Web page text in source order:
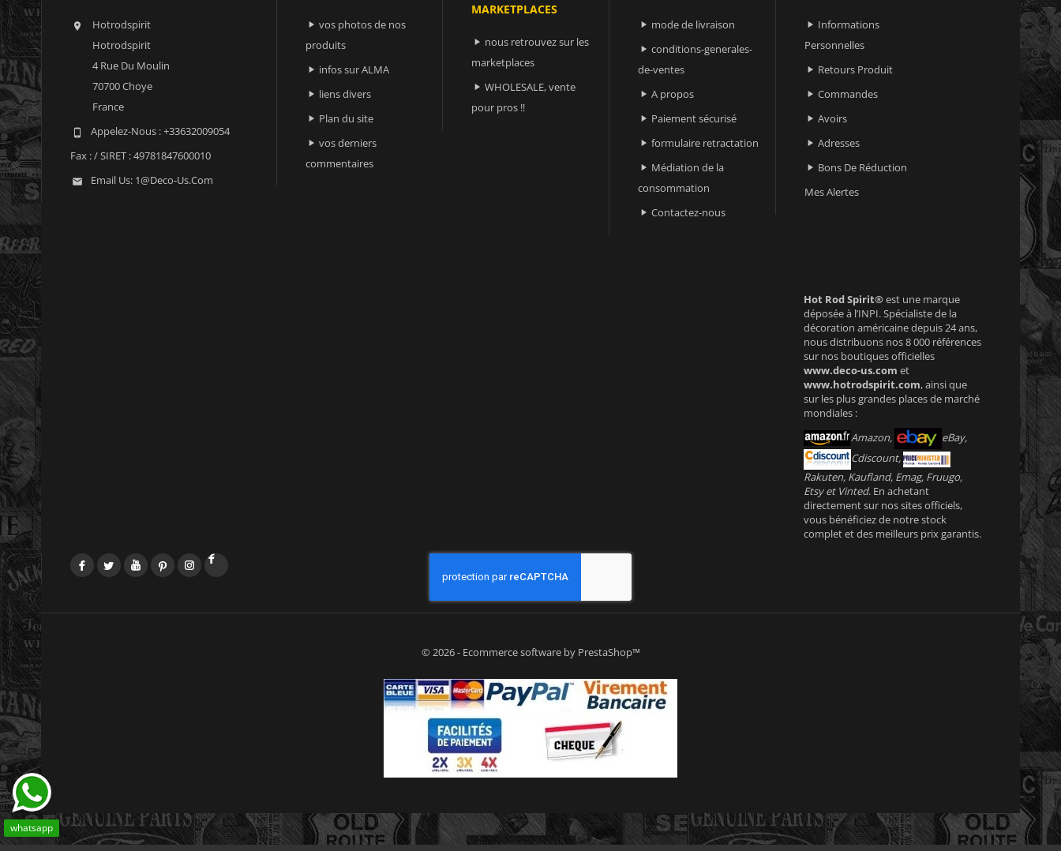

Hotrodspirit
Hotrodspirit
4 Rue Du Moulin
70700 Choye
France
 Appelez-Nous :+33632009054
Fax :/ SIRET : 49781847600010
 Email Us: 1@deco-Us.com
 vos photos de nos
produits
 infos sur ALMA
 liens divers
 Plan du site
 vos derniers
commentaires
MARKETPLACES
 nous retrouvez sur les
marketplaces
 WHOLESALE, vente
pour pros !!
 mode de livraison
 conditions-generales-
de-ventes
 A propos
 Paiement sécurisé
 formulaire retractation
 Médiation de la
consommation
 Contactez-nous
 Informations
Personnelles
 Retours Produit
 Commandes
 Avoirs
 Adresses
 Bons De Réduction
Mes Alertes
Hot Rod Spirit®est une marque
déposée à l’INPI. Spécialiste de la
décoration américaine depuis 24 ans,
nous distribuons nos 8 000 références
sur nos boutiques officielles
www.deco-us.com et
www.hotrodspirit.com, ainsi que
sur les plus grandes places de marché
mondiales :
Amazon,
eBay,
Cdiscount,
Rakuten, Kaufland, Emag, Fruugo,
Etsy et Vinted. En achetant
directement sur nos sites officiels,
vous bénéficiez de notre stock
complet et des meilleurs prix garantis.
FacebookTwitterYouTubePinterestInstagram
whatsapp
© 2026 - Ecommerce software by PrestaShop™